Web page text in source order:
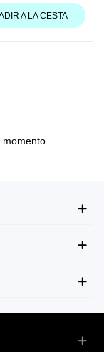
A LA CESTA